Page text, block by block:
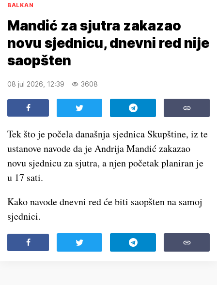
BALKAN
Mandić za sjutra zakazao
novu sjednicu, dnevni red nije
saopšten
08 jul 2026, 12:39 3608
Tek što je počela današnja sjednica Skupštine, iz te
ustanove navode da je Andrija Mandić zakazao
novu sjednicu za sjutra, a njen početak planiran je
u 17 sati.
Kako navode dnevni red će biti saopšten na samoj
sjednici.